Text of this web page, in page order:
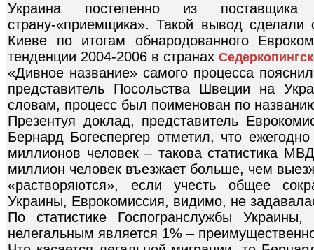
Украина постепенно из
страну-«приемщика». Такой вывод сделали
Киеве по итогам обнародованного
тенденции 2004-2006 в странах
«Дивное название» самого процесса
представитель Посольства Швеции на
словам, процесс был поименован по
Презентуя доклад, представитель
Бернард Богеспергер отметил, что
миллионов человек – такова статистика
миллион человек въезжает больше, чем
«растворяются», если учесть общее
Украины, Еврокомиссия, видимо, не
По статистике Госпогранслужбы Украины,
нелегальным является 1% –